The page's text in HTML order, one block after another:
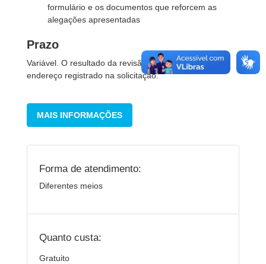
formulário e os documentos que reforcem as
alegações apresentadas
Prazo
Variável. O resultado da revisão será enviado para o
endereço registrado na solicitação.
MAIS INFORMAÇÕES
Forma de atendimento:
Diferentes meios
Quanto custa:
Gratuito